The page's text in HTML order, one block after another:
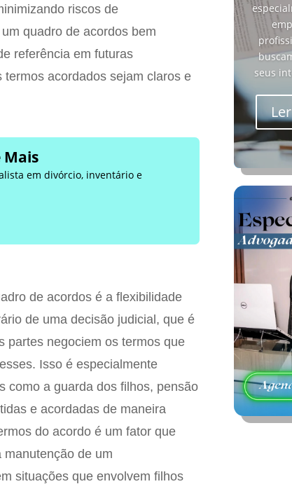
riscos de
quadro de acordos bem
referência em futuras
acordados sejam claros e
Mais
em divórcio, inventário e
de acordos é a flexibilidade
de uma decisão judicial, que é
partes negociem os termos que
Isso é especialmente
como a guarda dos filhos, pensão
e acordadas de maneira
do acordo é um fator que
de um
situações que envolvem filhos
seus